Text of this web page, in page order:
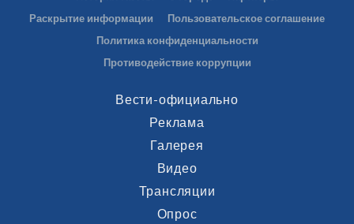
Раскрытие информации
Пользовательское соглашение
Политика конфиденциальности
Противодействие коррупции
Вести-официально
Реклама
Галерея
Видео
Трансляции
Опрос